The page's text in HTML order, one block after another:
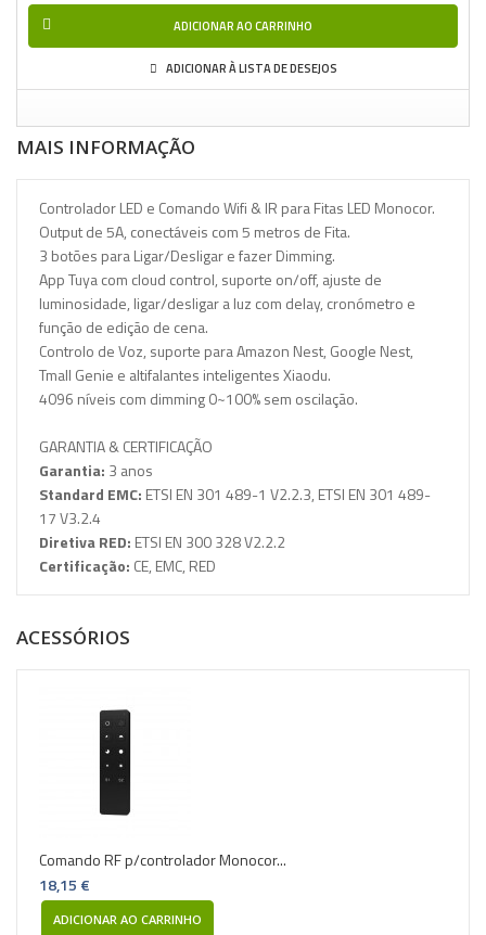
ADICIONAR AO CARRINHO
ADICIONAR À LISTA DE DESEJOS
MAIS INFORMAÇÃO
Controlador LED e Comando Wifi & IR para Fitas LED Monocor.
Output de 5A, conectáveis com 5 metros de Fita.
3 botões para Ligar/Desligar e fazer Dimming.
App Tuya com cloud control, suporte on/off, ajuste de
luminosidade, ligar/desligar a luz com delay, cronómetro e
função de edição de cena.
Controlo de Voz, suporte para Amazon Nest, Google Nest,
Tmall Genie e altifalantes inteligentes Xiaodu.
4096 níveis com dimming 0~100% sem oscilação.
GARANTIA & CERTIFICAÇÃO
Garantia: 3 anos
Standard EMC: ETSI EN 301 489-1 V2.2.3, ETSI EN 301 489-
17 V3.2.4
Diretiva RED: ETSI EN 300 328 V2.2.2
Certificação: CE, EMC, RED
ACESSÓRIOS
Comando RF p/controlador Monocor...
18,15 €
ADICIONAR AO CARRINHO